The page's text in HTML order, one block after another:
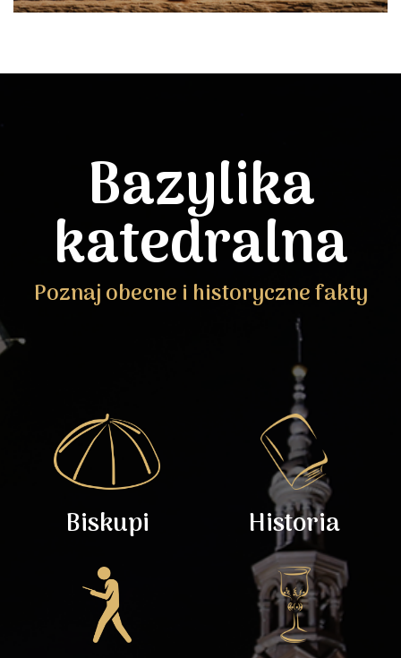
Bazylika
katedralna
Poznaj obecne i historyczne fakty
Biskupi Historia